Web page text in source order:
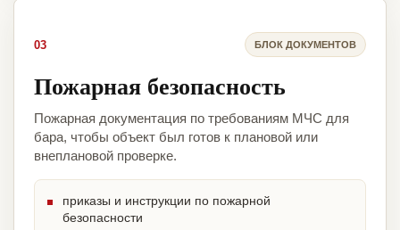
03 БЛОК ДОКУМЕНТОВ
Пожарная безопасность
Пожарная документация по требованиям МЧС для
бара, чтобы объект был готов к плановой или
внеплановой проверке.
приказы и инструкции по пожарной
безопасности